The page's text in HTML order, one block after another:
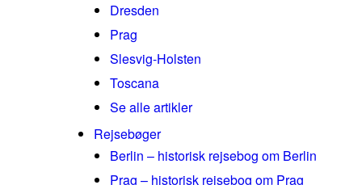
Dresden
Prag
Slesvig-Holsten
Toscana
Se alle artikler
Rejsebøger
Berlin – historisk rejsebog om Berlin
Prag – historisk rejsebog om Prag